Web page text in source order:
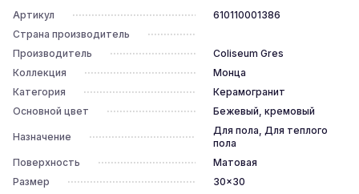
Артикул
610110001386
Страна производитель
Производитель
Coliseum Gres
Коллекция
Монца
Категория
Керамогранит
Основной цвет
Бежевый, кремовый
Назначение
Для пола, Для теплого
пола
Поверхность
Матовая
Размер
30x30